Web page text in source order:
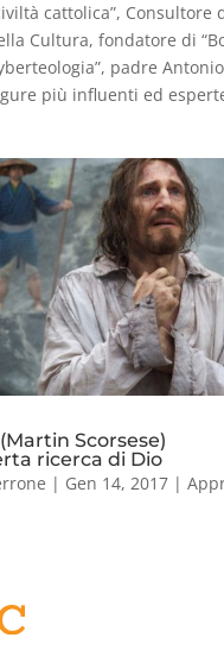
cattolica”, Consultore
Cultura, fondatore di
padre
più influenti ed
Scorsese)
ricerca di Dio
| Gen 14, 2017|